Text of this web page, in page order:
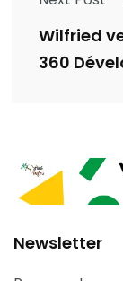
Wilfried
360
Newsletter